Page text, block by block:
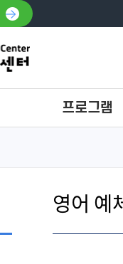
프로그램
참여신청조회영어 예